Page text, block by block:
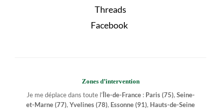
Threads
Facebook
Zones d’intervention
Je me déplace dans toute l’Île-de-France: Paris (75), Seine-
et-Marne (77), Yvelines (78), Essonne (91), Hauts-de-Seine